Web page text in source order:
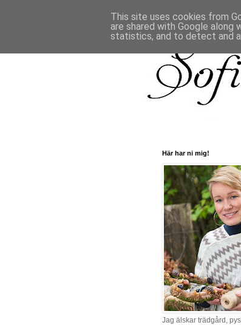
Här har ni mig!
Jag älskar trädgård,
This site uses cookies from
are shared with Google
statistics, and to detect and